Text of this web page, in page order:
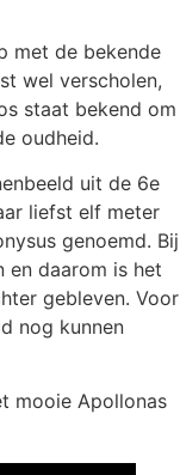
met de bekende
wel verscholen,
staat bekend om
oudheid.
uit de 6e
liefst elf meter
genoemd. Bij
en daarom is het
gebleven. Voor
nog kunnen
mooie Apollonas